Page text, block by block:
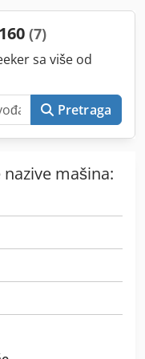
(7)
sa više od
Pretraga
mašina: